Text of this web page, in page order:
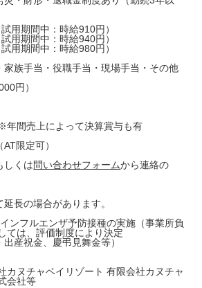
用期間中：時給910円）
用期間中：時給940円）
用期間中：時給980円）
家族手当・役職手当・現場手当・その他
円）
年間売上によって決算賞与も有
限定可）
しくは問い合わせフォームから連絡の
長の場合があります。
ンフルエンザ予防接種の実施（事業所負
ては、評価制度により決定
産祝金、慶弔見舞金等）
カヌチャベイリゾート 有限会社カヌチャ
会社等